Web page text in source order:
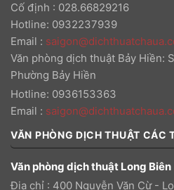
Cố định : 028.66829216
Hotline: 0932237939
Email :
Văn phòng dịch thuật Bảy Hiền:
Phường Bảy Hiền
Hotline: 0936153363
Email :
VĂN PHÒNG DỊCH THUẬT CÁC
Văn phòng dịch thuật Long Biên
Địa chỉ : 400 Nguyễn Văn Cừ -